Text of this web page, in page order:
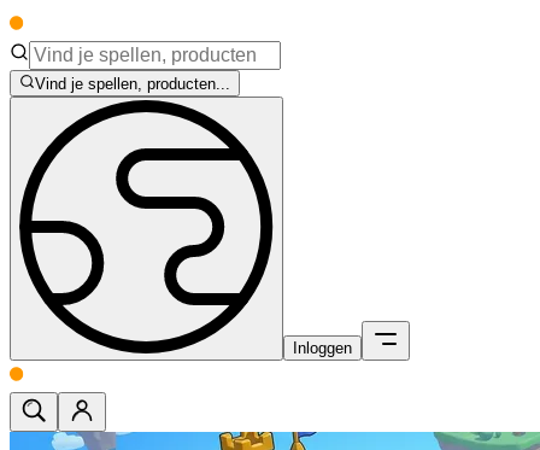
Vind je spellen, producten...
Inloggen